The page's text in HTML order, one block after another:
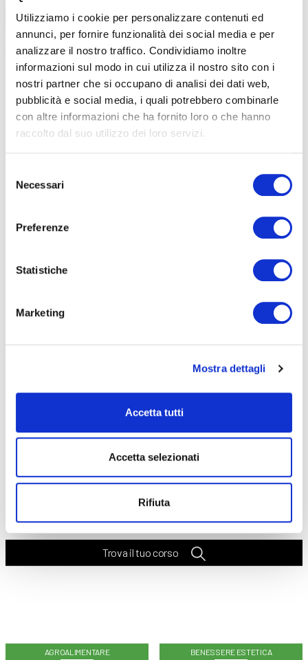
Utilizziamo i cookie per personalizzare contenuti ed
annunci, per fornire funzionalità dei social media e per
analizzare il nostro traffico. Condividiamo inoltre
informazioni sul modo in cui utilizza il nostro sito con i
nostri partner che si occupano di analisi dei dati web,
pubblicità e social media, i quali potrebbero combinarle
con altre informazioni che ha fornito loro o che hanno
raccolto dal suo utilizzo dei loro servizi.
delNecessari
Preferenze
Statistiche
Marketing
Mostra dettagli
Accetta tutti
Accetta selezionati
Rifiuta
Meccanica
Inventor-Online
60 ore
€ 500
LEGGI
E CORSI
ADULTI
DOPO LA TERZA MEDIA
Seleziona e filtra per:
CORSIONLINE
CALENDARIOCORSI
Trova il tuo corso
AGROALIMENTARE BENESSERE ESTETICA